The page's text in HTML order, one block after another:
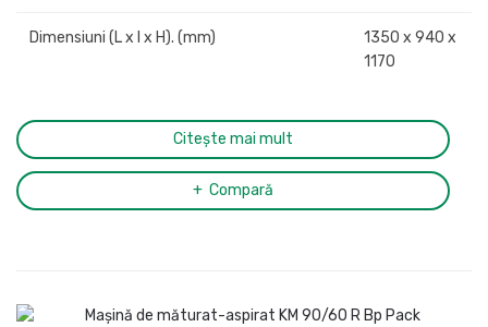
Dimensiuni (L x l x H). (mm)
1350 x 940 x
1170
Citește mai mult
Compară